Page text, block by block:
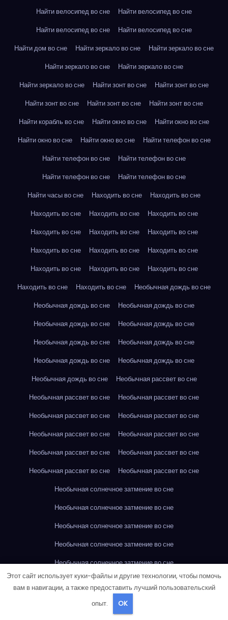
Найти велосипед во сне
Найти велосипед во сне
Найти велосипед во сне
Найти велосипед во сне
Найти дом во сне
Найти зеркало во сне
Найти зеркало во сне
Найти зеркало во сне
Найти зеркало во сне
Найти зеркало во сне
Найти зонт во сне
Найти зонт во сне
Найти зонт во сне
Найти зонт во сне
Найти зонт во сне
Найти корабль во сне
Найти окно во сне
Найти окно во сне
Найти окно во сне
Найти окно во сне
Найти телефон во сне
Найти телефон во сне
Найти телефон во сне
Найти телефон во сне
Найти телефон во сне
Найти часы во сне
Находить во сне
Находить во сне
Находить во сне
Находить во сне
Находить во сне
Находить во сне
Находить во сне
Находить во сне
Находить во сне
Находить во сне
Находить во сне
Находить во сне
Находить во сне
Находить во сне
Находить во сне
Находить во сне
Необычная дождь во сне
Необычная дождь во сне
Необычная дождь во сне
Необычная дождь во сне
Необычная дождь во сне
Необычная дождь во сне
Необычная дождь во сне
Необычная дождь во сне
Необычная дождь во сне
Необычная дождь во сне
Необычная рассвет во сне
Необычная рассвет во сне
Необычная рассвет во сне
Необычная рассвет во сне
Необычная рассвет во сне
Необычная рассвет во сне
Необычная рассвет во сне
Необычная рассвет во сне
Необычная рассвет во сне
Необычная рассвет во сне
Необычная рассвет во сне
Необычная солнечное затмение во сне
Необычная солнечное затмение во сне
Необычная солнечное затмение во сне
Необычная солнечное затмение во сне
Необычная солнечное затмение во сне
Необычная солнечное затмение во сне
Необычная солнечное затмение во сне
Необычная солнечное затмение во сне
Этот сайт использует куки-файлы и другие технологии, чтобы помочь
вам в навигации, а также предоставить лучший пользовательский
опыт.
OK